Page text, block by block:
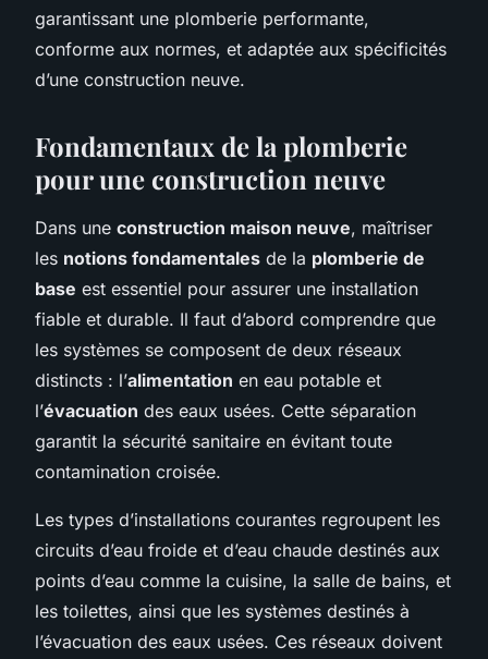
garantissant une plomberie performante,
conforme aux normes, et adaptée aux spécificités
d’une construction neuve.
Fondamentaux de la plomberie
pour une construction neuve
Dans une construction maison neuve, maîtriser
les notions fondamentales de la plomberie de
base est essentiel pour assurer une installation
fiable et durable. Il faut d’abord comprendre que
les systèmes se composent de deux réseaux
distincts : l’alimentation en eau potable et
l’évacuation des eaux usées. Cette séparation
garantit la sécurité sanitaire en évitant toute
contamination croisée.
Les types d’installations courantes regroupent les
circuits d’eau froide et d’eau chaude destinés aux
points d’eau comme la cuisine, la salle de bains, et
les toilettes, ainsi que les systèmes destinés à
l’évacuation des eaux usées. Ces réseaux doivent